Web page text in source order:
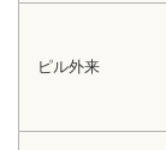
ピル外来